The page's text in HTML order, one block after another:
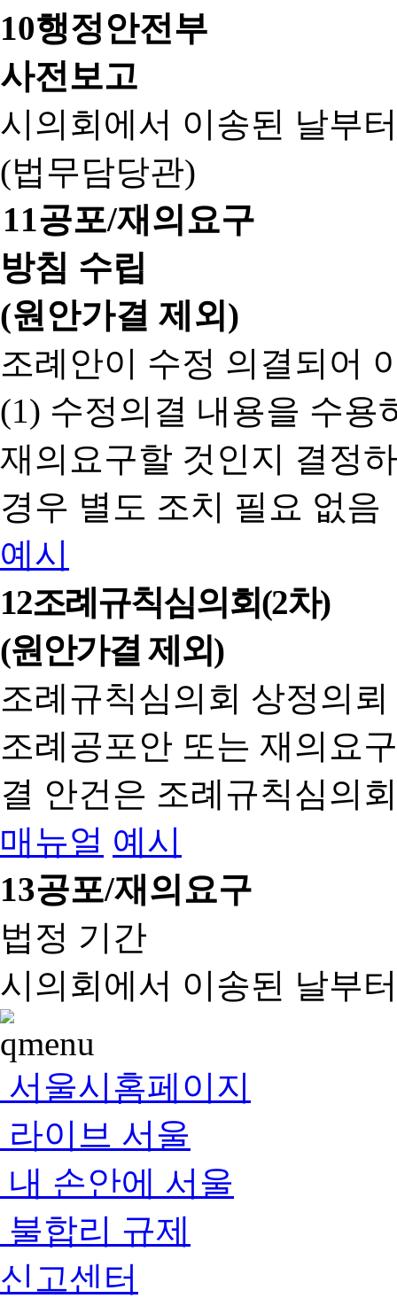
10행정안전부
사전보고
시의회에서 이송된 날부
(법무담당관)
11공포/재의요구
방침 수립
(원안가결 제외)
조례안이 수정 의결되어
(1) 수정의결 내용을 수용
재의요구할 것인지 결정
경우 별도 조치 필요 없음
예시
12조례규칙심의회(2차)
(원안가결 제외)
조례규칙심의회 상정의
조례공포안 또는 재의요
결 안건은 조례규칙심의
매뉴얼 예시
13공포/재의요구
법정 기간
시의회에서 이송된 날부
서울시홈페이지
라이브 서울
내 손안에 서울
불합리 규제
신고센터